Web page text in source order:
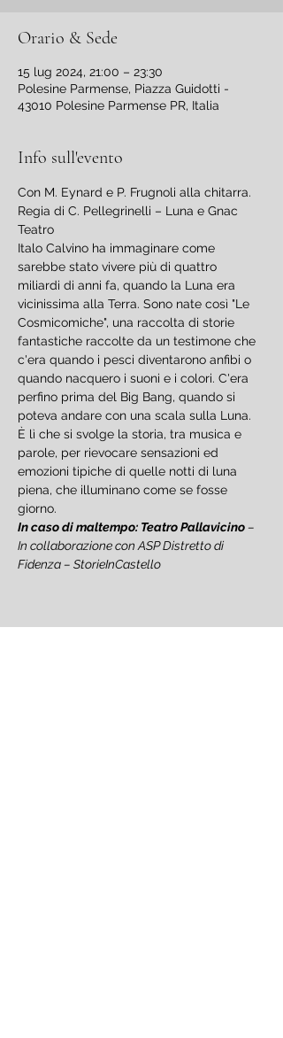
Orario & Sede
15 lug 2024, 21:00 – 23:30
Polesine Parmense, Piazza Guidotti -
43010 Polesine Parmense PR, Italia
Info sull'evento
Con M. Eynard e P. Frugnoli alla chitarra.
Regia di C. Pellegrinelli – Luna e Gnac
Teatro
Italo Calvino ha immaginare come
sarebbe stato vivere più di quattro
miliardi di anni fa, quando la Luna era
vicinissima alla Terra. Sono nate così "Le
Cosmicomiche", una raccolta di storie
fantastiche raccolte da un testimone che
c'era quando i pesci diventarono anfibi o
quando nacquero i suoni e i colori. C'era
perfino prima del Big Bang, quando si
poteva andare con una scala sulla Luna.
È lì che si svolge la storia, tra musica e
parole, per rievocare sensazioni ed
emozioni tipiche di quelle notti di luna
piena, che illuminano come se fosse
giorno.
In caso di maltempo: Teatro Pallavicino –
In collaborazione con ASP Distretto di
Fidenza – StorieInCastello